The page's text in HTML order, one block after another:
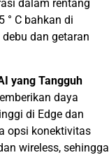
dalam rentang
° C bahkan di
dan getaran
yang Tangguh
daya
di Edge dan
opsi konektivitas
wireless, sehingga